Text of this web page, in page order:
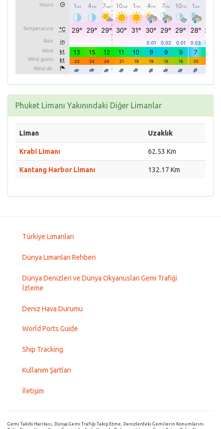
Phuket Limanı Yakınındaki Diğer Limanlar
Liman Uzaklık
Krabi Limanı 62.53 Km
Kantang Harbor Limanı 132.17 Km
Türkiye Limanları
Dünya Limanları Rehberi
Dünya Denizleri ve Dünya Okyanusları Gemi Trafiği
İzleme
Deniz Hava Durumu
World Ports Guide
Ship Tracking
Kullanım Şartları
İletişim
Gemi Takibi Haritası, Dünya Gemi Trafiği Takip Etme, Denizlerdeki Gemilerin Konumlarını